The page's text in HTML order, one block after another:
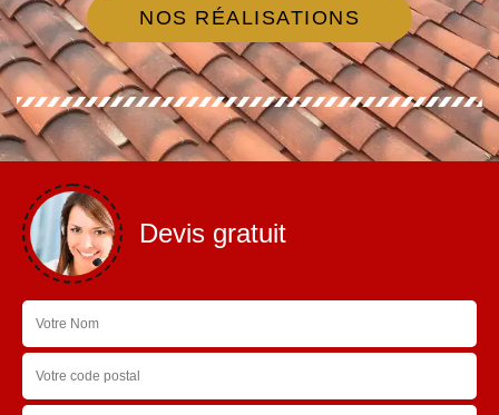
NOS RÉALISATIONS
Devis gratuit